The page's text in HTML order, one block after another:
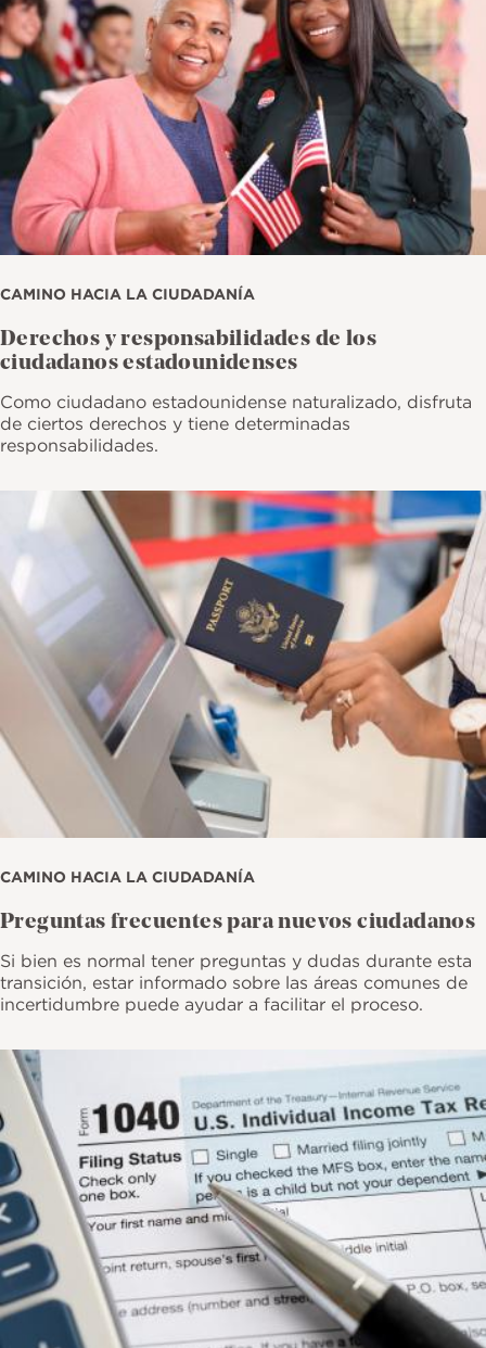
CAMINO HACIA LA CIUDADANÍA
Derechos y responsabilidades de los
ciudadanos estadounidenses
Como ciudadano estadounidense naturalizado, disfruta
de ciertos derechos y tiene determinadas
responsabilidades.
CAMINO HACIA LA CIUDADANÍA
Preguntas frecuentes para nuevos ciudadanos
Si bien es normal tener preguntas y dudas durante esta
transición, estar informado sobre las áreas comunes de
incertidumbre puede ayudar a facilitar el proceso.
Imagen